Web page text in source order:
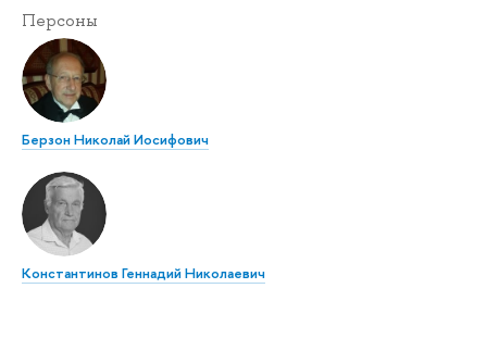
Персоны
Берзон Николай Иосифович
Константинов Геннадий Николаевич